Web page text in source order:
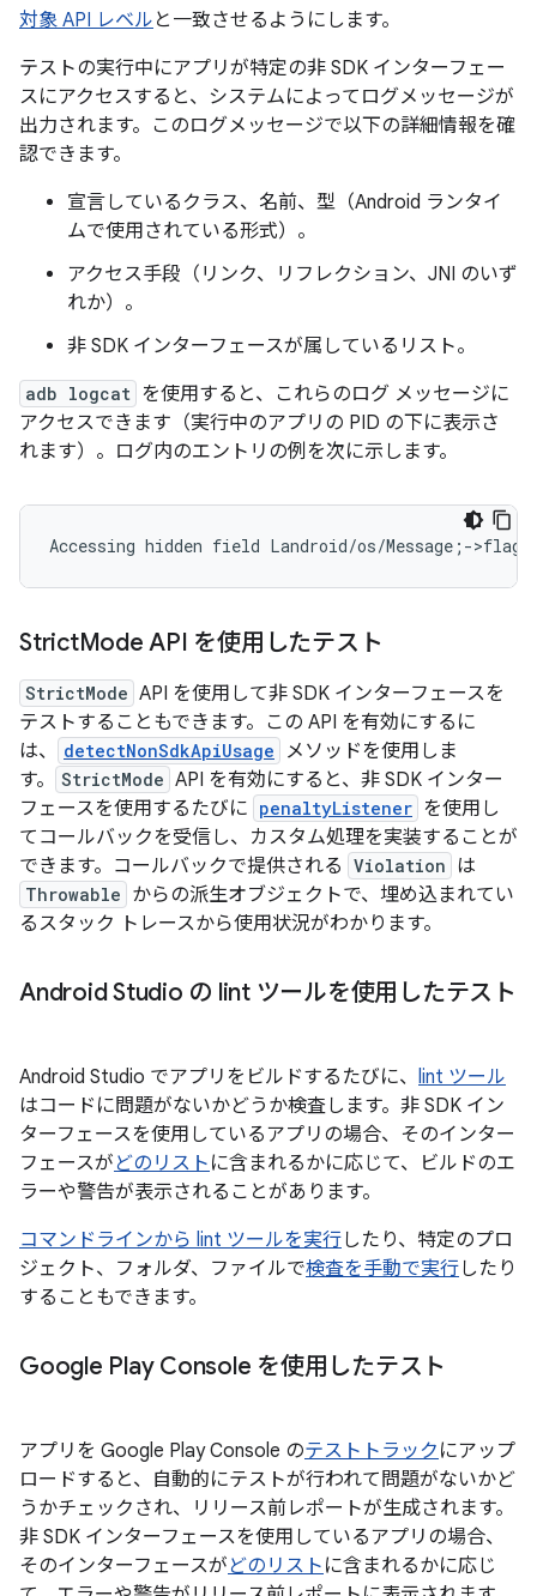
対象 API レベル と一致させるようにします。
テストの実行中にアプリが特定の非 SDK インターフェー
スにアクセスすると、システムによってログメッセージが
出力されます。このログメッセージで以下の詳細情報を確
認できます。
宣言しているクラス、名前、型（Android ランタイ
ムで使用されている形式）。
アクセス手段（リンク、リフレクション、JNI のいず
れか）。
非 SDK インターフェースが属しているリスト。
adb logcat を使用すると、これらのログ メッセージに
アクセスできます（実行中のアプリの PID の下に表示さ
れます）。ログ内のエントリの例を次に示します。
StrictMode API を使用したテスト
StrictMode API を使用して非 SDK インターフェースを
テストすることもできます。この API を有効にするに
は、
detectNonSdkApiUsage
メソッドを使用しま
す。
StrictMode API を有効にすると、非 SDK インター
フェースを使用するたびに penaltyListener を使用し
てコールバックを受信し、カスタム処理を実装することが
できます。コールバックで提供される Violation は
Throwable からの派生オブジェクトで、埋め込まれてい
るスタック トレースから使用状況がわかります。
Android Studio の lint ツールを使用したテスト
Android Studio でアプリをビルドするたびに、 lint ツール
はコードに問題がないかどうか検査します。非 SDK イン
ターフェースを使用しているアプリの場合、そのインター
フェースが どのリスト に含まれるかに応じて、ビルドのエ
ラーや警告が表示されることがあります。
コマンドラインから lint ツールを実行したり、特定のプロ
ジェクト、フォルダ、ファイルで検査を手動で実行したり
することもできます。
Google Play Console を使用したテスト
アプリを Google Play Console のテストトラック にアップ
ロードすると、自動的にテストが行われて問題がないかど
うかチェックされ、リリース前レポートが生成されます。
非 SDK インターフェースを使用しているアプリの場合、
そのインターフェースが どのリスト に含まれるかに応じ